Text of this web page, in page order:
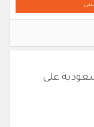
على